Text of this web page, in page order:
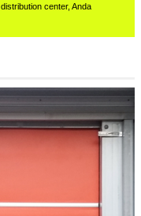
center, Anda